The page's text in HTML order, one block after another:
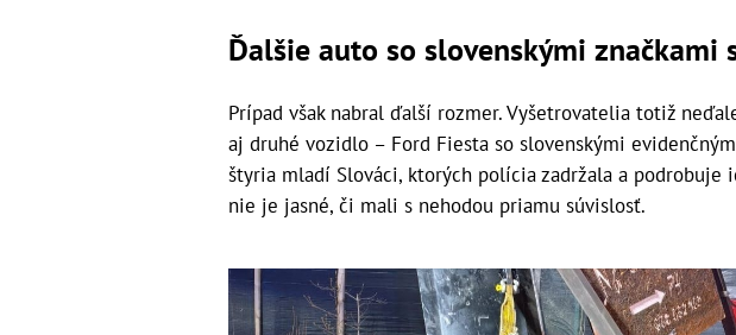
Ďalšie auto so slovenskými značkami
Prípad však nabral ďalší rozmer. Vyšetrovatelia totiž
aj druhé vozidlo – Ford Fiesta so slovenskými
štyria mladí Slováci, ktorých polícia zadržala a podrobuje
nie je jasné, či mali s nehodou priamu súvislosť.